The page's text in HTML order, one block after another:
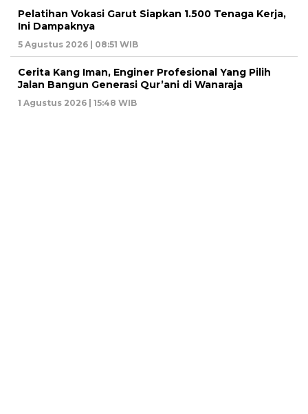
Pelatihan Vokasi Garut Siapkan 1.500 Tenaga Kerja,
Ini Dampaknya
5 Agustus 2026 | 08:51 WIB
Cerita Kang Iman, Enginer Profesional Yang Pilih
Jalan Bangun Generasi Qur’ani di Wanaraja
1 Agustus 2026 | 15:48 WIB